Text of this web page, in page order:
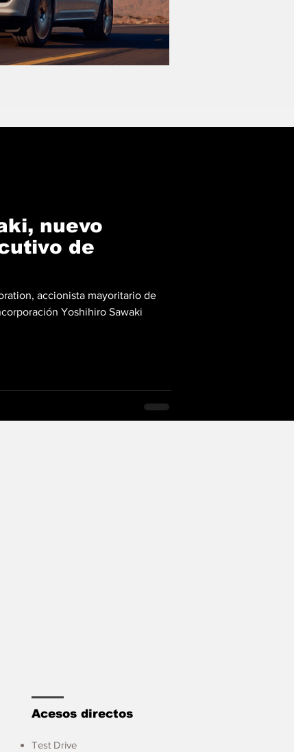
nuevo
de
accionista mayoritario de
Yoshihiro Sawaki
Acesos directos
Test Drive